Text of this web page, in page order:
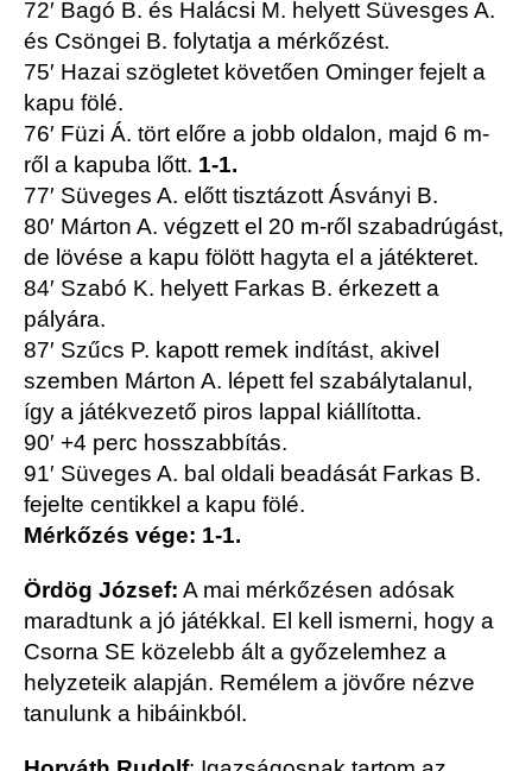
72′ Bagó B. és Halácsi M. helyett Süvesges A.
és Csöngei B. folytatja a mérkőzést.
75′ Hazai szögletet követően Ominger fejelt a
kapu fölé.
76′ Füzi Á. tört előre a jobb oldalon, majd 6 m-
ről a kapuba lőtt. 1-1.
77′ Süveges A. előtt tisztázott Ásványi B.
80′ Márton A. végzett el 20 m-ről szabadrúgást,
de lövése a kapu fölött hagyta el a játékteret.
84′ Szabó K. helyett Farkas B. érkezett a
pályára.
87′ Szűcs P. kapott remek indítást, akivel
szemben Márton A. lépett fel szabálytalanul,
így a játékvezető piros lappal kiállította.
90′ +4 perc hosszabbítás.
91′ Süveges A. bal oldali beadását Farkas B.
fejelte centikkel a kapu fölé.
Mérkőzés vége: 1-1.
Ördög József: A mai mérkőzésen adósak
maradtunk a jó játékkal. El kell ismerni, hogy a
Csorna SE közelebb ált a győzelemhez a
helyzeteik alapján. Remélem a jövőre nézve
tanulunk a hibáinkból.